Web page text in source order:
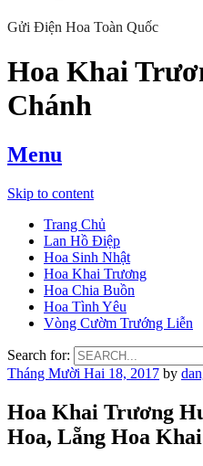
Gửi Điện Hoa Toàn Quốc
Hoa Khai
Chánh
Menu
Skip to content
Trang Chủ
Lan Hồ Điệp
Hoa Sinh Nhật
Hoa Khai Trương
Hoa Chia Buồn
Hoa Tình Yêu
Vòng Cườm Trướng Liễn
Search for:
Tháng Mười Hai 18, 2017 by
Hoa Khai Trương
Hoa, Lẵng Hoa